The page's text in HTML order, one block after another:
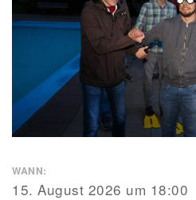
WANN:
15. August 2026 um 18:00